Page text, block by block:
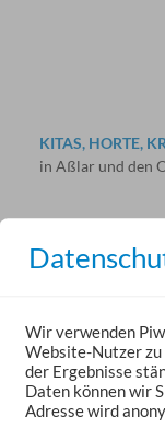
KITAS, HORTE,
in Aßlar und den
KONTAKT-
Kontakt- und
Wir verwenden
Website-Nutzer
der Ergebnisse
Daten können wir
Adresse wird